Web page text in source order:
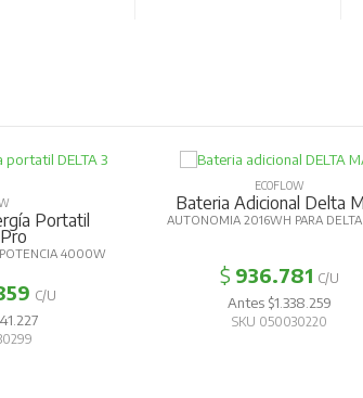
Portatil
4000W
C/U
ECOFLOW
Bateria Adicional Delta
AUTONOMIA 2016WH PARA
$ 936.781 C/U
Antes $1.338.259
SKU 050030220